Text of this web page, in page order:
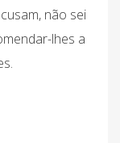
não sei
lhes a